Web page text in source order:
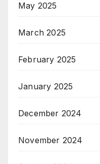
May 2025
March 2025
February 2025
January 2025
December 2024
November 2024